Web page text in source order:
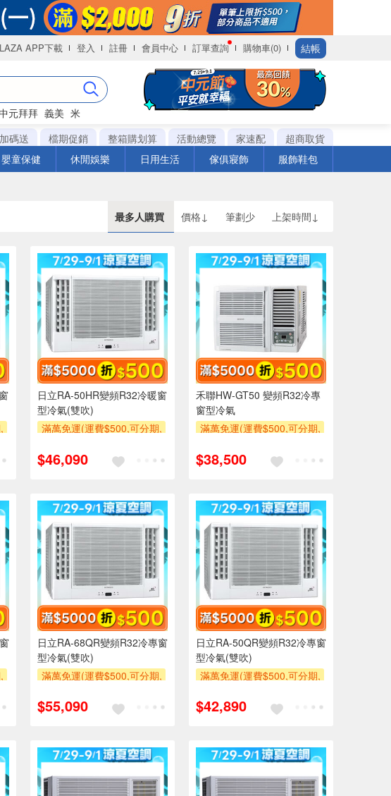
APP下載 登入 註冊 會員中心 訂單查詢 購物車(0) 結帳
元拜拜 義美 米
碼送 檔期促銷 整箱購划算 活動總覽 家速配
超商取貨
嬰童保健 休閒娛樂 日用生活 傢俱寢飾 服飾鞋包
最多人購買 價格↓ 筆劃少 上架時間↓
日立RA-50HR變頻R32冷暖窗
型冷氣(雙吹)
滿萬免運(運費$500,可分期,
萬元及使用6期以上分期0利
$46,090
禾聯HW-GT50 變頻R32冷專
窗型冷氣
滿萬免運(運費$500,可分期,
萬元及使用6期以上分期0利
$38,500
日立RA-68QR變頻R32冷專窗
型冷氣(雙吹)
滿萬免運(運費$500,可分期,
萬元及使用6期以上分期0利
$55,090
日立RA-50QR變頻R32冷專窗
型冷氣(雙吹)
滿萬免運(運費$500,可分期,
萬元及使用6期以上分期0利
$42,890